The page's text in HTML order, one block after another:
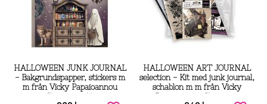
HALLOWEEN JUNK JOURNAL
- Bakgrundspapper, stickers m
m från Vicky Papaioannou
HALLOWEEN ART JOURNAL
selection - Kit med junk journal,
schablon m m från Vicky